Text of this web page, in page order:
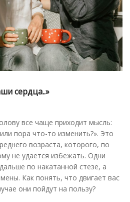
сердца..»
все чаще приходит мысль:
пора что-то изменить?». Это
возраста, которого, по
не удается избежать. Одни
по накатанной стезе, а
Как понять, что двигает вас
они пойдут на пользу?